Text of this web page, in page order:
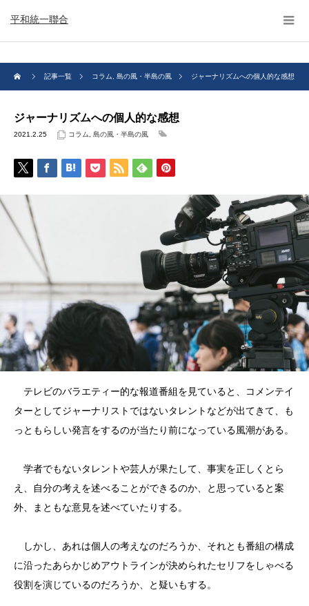
平和統一聯合
記事一覧 コラム 島の風・半島の風 ジャーナリズムへの個人的な感想
ジャーナリズムへの個人的な感想
2021.2.25 コラム 島の風・半島の風
テレビのバラエティー的な報道番組を見ていると、コメンテイ
ターとしてジャーナリストではないタレントなどが出てきて、も
っともらしい発言をするのが当たり前になっている風潮がある。
学者でもないタレントや芸人が果たして、事実を正しくとら
え、自分の考えを述べることができるのか、と思っていると案
外、まともな意見を述べていたりする。
しかし、あれは個人の考えなのだろうか、それとも番組の構成
に沿ったあらかじめアウトラインが決められたセリフをしゃべる
役割を演じているのだろうか、と疑いもする。